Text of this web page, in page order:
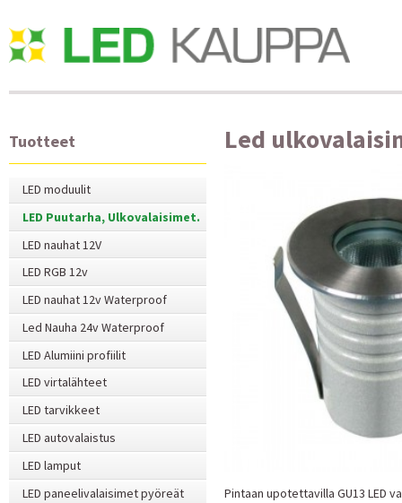
Led
Pintaan upotettavilla GU13 LED
Tuotteet
LED moduulit
LED Puutarha, Ulkovalaisimet.
LED nauhat 12V
LED RGB 12v
LED nauhat 12v Waterproof
Led Nauha 24v Waterproof
LED Alumiini profiilit
LED virtalähteet
LED tarvikkeet
LED autovalaistus
LED lamput
LED paneelivalaisimet pyöreät